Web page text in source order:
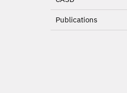
Publications